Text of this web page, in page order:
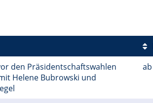
den Präsidentschaftswahlen
Helene Bubrowski und
ab